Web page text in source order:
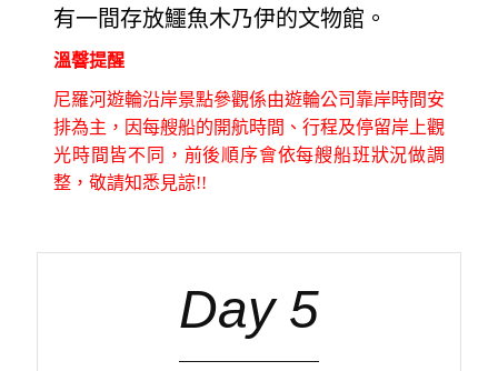
有一間存放鱷魚木乃伊的文物館。
溫韾提醒
尼羅河遊輪沿岸景點參觀係由遊輪公司靠岸時間安
排為主，因每艘船的開航時間、行程及停留岸上觀
光時間皆不同，前後順序會依每艘船班狀況做調
整，敬請知悉見諒!!
Day 5